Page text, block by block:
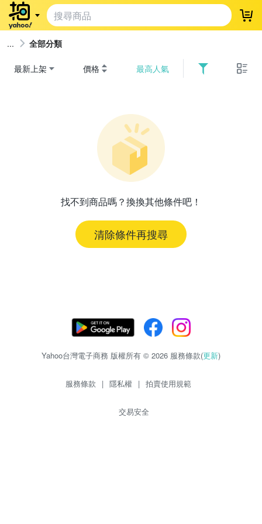
登
全部分類
最新上架 價格 最高人氣
找不到商品嗎？換換其他條件吧！
清除條件再搜尋
Yahoo台灣電子商務 版權所有 © 2026 服務條款(更新)
服務條款 | 隱私權 | 拍賣使用規範
交易安全